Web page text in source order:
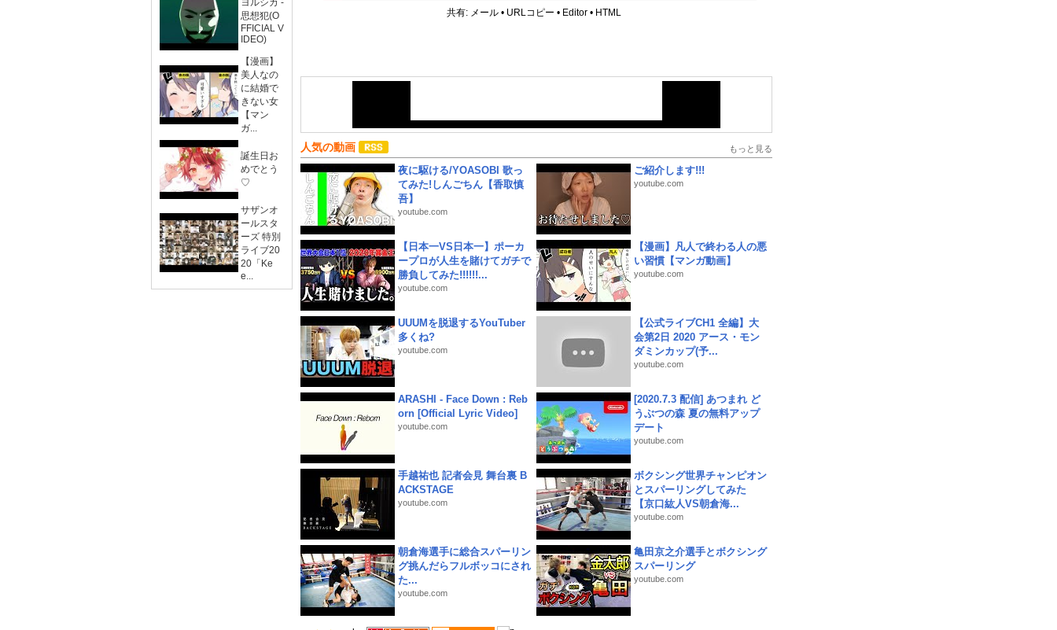
ヨルシカ -
思想犯(O
FFICIAL V
IDEO)
【漫画】
美人なの
に結婚で
きない女
【マン
ガ...
誕生日お
めでとう
♡
サザンオ
ールスタ
ーズ 特別
ライブ20
20「Ke
e...
共有: メール • URLコピー • Editor • HTML
人気の動画 もっと見る
夜に駆ける/YOASOBI 歌っ
てみた!しんごちん【香取慎
吾】
youtube.com
ご紹介します!!!
youtube.com
【日本一VS日本一】ポーカ
ープロが人生を賭けてガチで
勝負してみた!!!!!!...
youtube.com
【漫画】凡人で終わる人の悪
い習慣【マンガ動画】
youtube.com
UUUMを脱退するYouTuber
多くね?
youtube.com
【公式ライブCH1 全編】大
会第2日 2020 アース・モン
ダミンカップ(予...
youtube.com
ARASHI - Face Down : Reb
orn [Official Lyric Video]
youtube.com
[2020.7.3 配信] あつまれ ど
うぶつの森 夏の無料アップ
デート
youtube.com
手越祐也 記者会見 舞台裏 B
ACKSTAGE
youtube.com
ボクシング世界チャンピオン
とスパーリングしてみた
【京口紘人VS朝倉海...
youtube.com
朝倉海選手に総合スパーリン
グ挑んだらフルボッコにされ
た...
youtube.com
亀田京之介選手とボクシング
スパーリング
youtube.com